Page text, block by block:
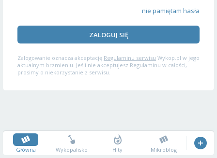
nie pamiętam hasła
ZALOGUJ SIĘ
Zalogowanie oznacza akceptację Regulaminu serwisu Wykop.pl w jego
aktualnym brzmieniu. Jeśli nie akceptujesz Regulaminu w całości,
prosimy o niekorzystanie z serwisu.
Główna Wykopalisko Hity Mikroblog